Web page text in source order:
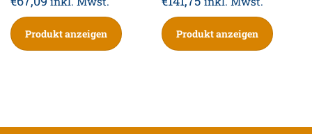
Produkt anzeigen Produkt anzeigen